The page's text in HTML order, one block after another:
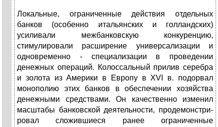
Локальные, ограниченные действия отдельных
банков (особенно итальянских и голландских)
усиливали межбанковскую конкуренцию,
стимулировали расширение универсализации и
одновременно - специ­ализации в проведении
денежных операций. Колоссальный прилив се­ребра
и золота из Америки в Европу в XVI в. подорвал
монополию этих банков в обеспечении хозяйства
денежными средствами. Он каче­ственно изменил
масштабы банковской деятельности, продемонстри­
ровал сложившиеся ранее ограниченные